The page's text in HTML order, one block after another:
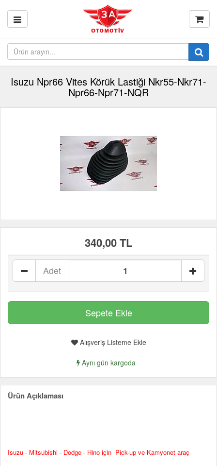
Isuzu Npr66 Vites Körük Lastiği Nkr55-Nkr71-
Npr66-Npr71-NQR
340,00 TL
Adet
Alışveriş Listeme Ekle
Aynı gün kargoda
Ürün Açıklaması
Isuzu - Mitsubishi - Dodge - Hino için Pick-up ve Kamyonet araç